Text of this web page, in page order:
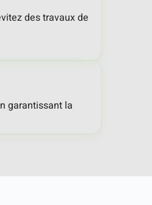
des travaux de
garantissant la